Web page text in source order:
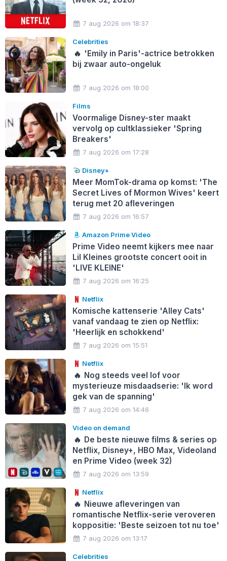
7 aug 2026 om 18:37
Celebrities
🔥 'Emily in Paris'-actrice betrokken
bij zwaar auto-ongeluk
7 aug 2026 om 18:00
Films
Voormalige Disney-ster maakt
vervolg op cultklassieker 'Spring
Breakers'
7 aug 2026 om 17:28
Disney+
Meer MomTok-drama op komst: 'The
Secret Lives of Mormon Wives' keert
terug met 20 afleveringen
7 aug 2026 om 16:57
Amazon Prime Video
Prime Video neemt kijkers mee naar
Lil Kleines grootste concert ooit in
'LIVE KLEINE'
7 aug 2026 om 16:25
Netflix
Komische kattenserie 'Alley Cats'
vanaf vandaag te zien op Netflix:
'Heerlijk en schokkend'
7 aug 2026 om 15:51
Netflix
🔥 Nog steeds veel lof voor
mysterieuze misdaadserie: 'Ik word
gek van de spanning'
7 aug 2026 om 14:46
Video on demand
🔥 De beste nieuwe films & series op
Netflix, Disney+, HBO Max, Videoland
en Prime Video (week 32)
7 aug 2026 om 13:59
Netflix
🔥 Nieuwe afleveringen van
romantische Netflix-serie veroveren
koppositie: 'Beste seizoen tot nu toe'
7 aug 2026 om 13:17
Celebrities